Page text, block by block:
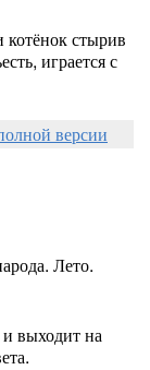
котёнок стырив
играется с
версии
Лето.
выходит на